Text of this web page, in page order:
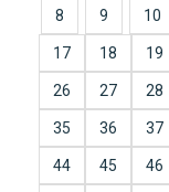
8 9 10
17 18 19
26 27 28
35 36 37
44 45 46